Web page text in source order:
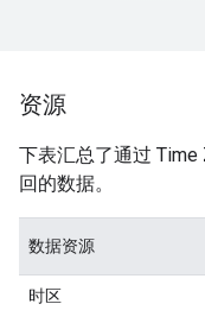
资源
下表汇总了通过 Time
回的数据。
数据资源
时区